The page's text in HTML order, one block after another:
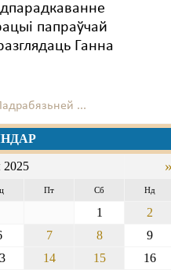
папраўчай
Ганна
...
Пт Сб Нд
1
2
7 8
9
14 15
16